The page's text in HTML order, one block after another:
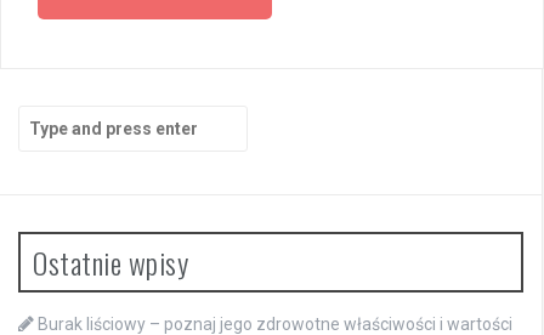
for:
Ostatnie wpisy
Burak liściowy – poznaj jego zdrowotne właściwości i wartości